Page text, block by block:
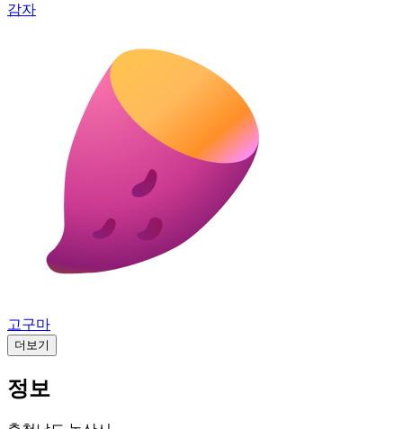
감자
고구마
더보기
정보